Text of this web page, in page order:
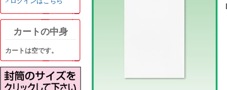
カートの中身
カートは空です。